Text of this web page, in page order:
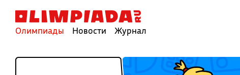
Олимпиады Новости Журнал